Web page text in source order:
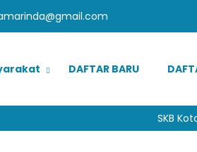
DAFTAR BARU
SKB